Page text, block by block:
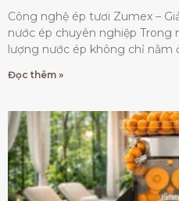
Công nghệ ép tươi Zumex –
nước ép chuyên nghiệp Trong
lượng nước ép không chỉ nằm
Đọc thêm »